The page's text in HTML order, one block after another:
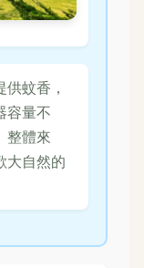
蚊香，
容量不
整體來
大自然的